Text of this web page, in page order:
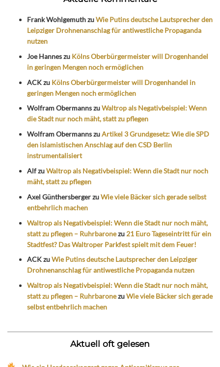
Frank WohlgemuthzuWie Putins deutsche Lautsprecher den
Leipziger Drohnenanschlag für antiwestliche Propaganda
nutzen
Joe Hanneszu Kölns Oberbürgermeister will Drogenhandel
in geringen Mengen noch ermöglichen
ACKzu Kölns Oberbürgermeister will Drogenhandel in
geringen Mengen noch ermöglichen
Wolfram ObermannszuWaltrop als Negativbeispiel: Wenn
die Stadt nur noch mäht, statt zu pflegen
Wolfram ObermannszuArtikel 3 Grundgesetz: Wie die SPD
den islamistischen Anschlag auf den CSD Berlin
instrumentalisiert
AlfzuWaltrop als Negativbeispiel: Wenn die Stadt nur noch
mäht, statt zu pflegen
Axel GünthersbergerzuWie viele Bäcker sich gerade selbst
entbehrlich machen
Waltrop als Negativbeispiel: Wenn die Stadt nur noch mäht,
statt zu pflegen – Ruhrbaronezu 21 Euro Tageseintritt für ein
Stadtfest? Das Waltroper Parkfest spielt mit dem Feuer!
ACKzuWie Putins deutsche Lautsprecher den Leipziger
Drohnenanschlag für antiwestliche Propaganda nutzen
Waltrop als Negativbeispiel: Wenn die Stadt nur noch mäht,
statt zu pflegen – RuhrbaronezuWie viele Bäcker sich gerade
selbst entbehrlich machen
Aktuell oft gelesen